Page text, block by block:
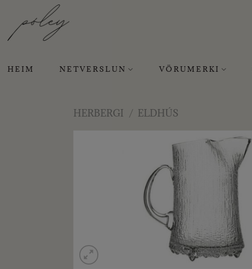
content
HEIM NETVERSLUN VÖRUMERKI
HERBERGI / ELDHÚS